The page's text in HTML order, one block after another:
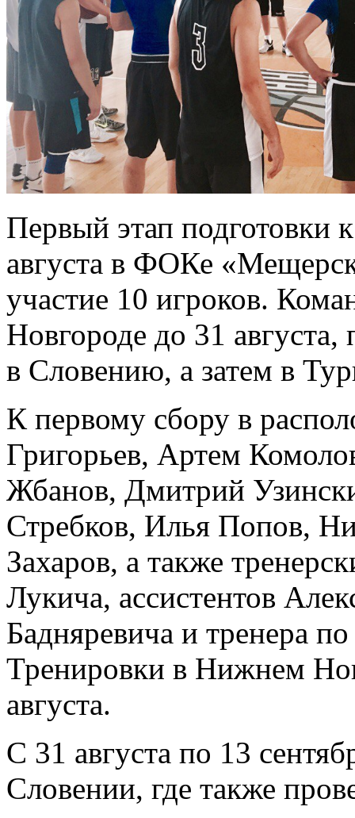
Первый этап подготовки
августа в ФОКе
участие 10 игроков.
Новгороде до 31 августа,
в Словению, а затем в
К первому сбору в
Григорьев, Артем
Жбанов, Дмитрий
Стребков, Илья Попов,
Захаров, а также
Лукича, ассистентов
Бадняревича и тренера
Тренировки в Нижнем
августа.
С 31 августа по 13
Словении, где также